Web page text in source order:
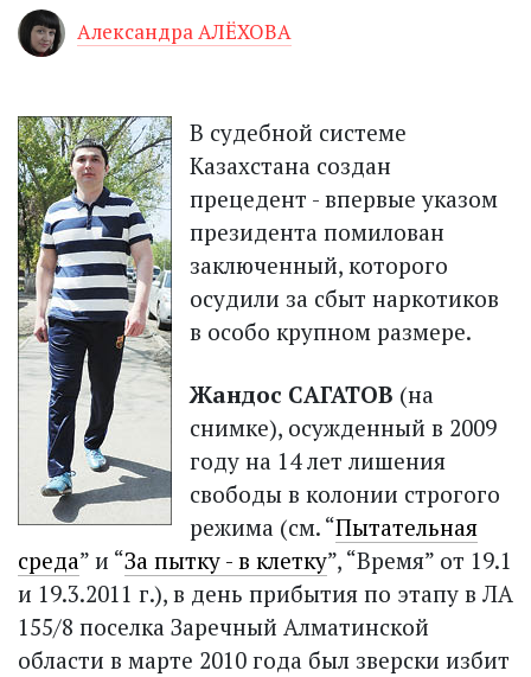
Александра АЛЁХОВА
В судебной системе
Казахстана создан
прецедент - впервые указом
президента помилован
заключенный, которого
осудили за сбыт наркотиков
в особо крупном размере.
Жандос САГАТОВ (на
снимке), осужденный в 2009
году на 14 лет лишения
свободы в колонии строгого
режима (см. “Пытательная
среда” и “За пытку - в клетку”, “Время” от 19.1
и 19.3.2011 г.), в день прибытия по этапу в ЛА
155/8 поселка Заречный Алматинской
области в марте 2010 года был зверски избит